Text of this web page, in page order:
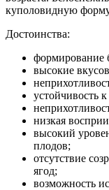
куполовидную
Достоинства:
формирование
высокие
устойчивость
низкая
высокий
плодов;
отсутствие
ягод;
возможность